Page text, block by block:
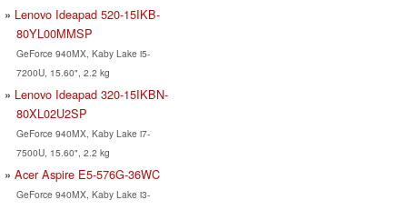
Lenovo Ideapad 520-15IKB-
80YL00MMSP
GeForce 940MX, Kaby Lake i5-
7200U, 15.60", 2.2 kg
Lenovo Ideapad 320-15IKBN-
80XL02U2SP
GeForce 940MX, Kaby Lake i7-
7500U, 15.60", 2.2 kg
Acer Aspire E5-576G-36WC
GeForce 940MX, Kaby Lake i3-